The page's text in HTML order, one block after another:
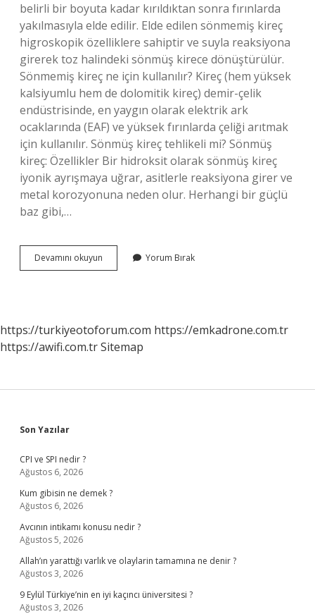
belirli bir boyuta kadar kırıldıktan sonra fırınlarda
yakılmasıyla elde edilir. Elde edilen sönmemiş kireç
higroskopik özelliklere sahiptir ve suyla reaksiyona
girerek toz halindeki sönmüş kirece dönüştürülür.
Sönmemiş kireç ne için kullanılır? Kireç (hem yüksek
kalsiyumlu hem de dolomitik kireç) demir-çelik
endüstrisinde, en yaygın olarak elektrik ark
ocaklarında (EAF) ve yüksek fırınlarda çeliği arıtmak
için kullanılır. Sönmüş kireç tehlikeli mi? Sönmüş
kireç: Özellikler Bir hidroksit olarak sönmüş kireç
iyonik ayrışmaya uğrar, asitlerle reaksiyona girer ve
metal korozyonuna neden olur. Herhangi bir güçlü
baz gibi,…
Devamını okuyun Sönmüş
Kireç
Fark
Nedir
Yorum Bırak
https://turkiyeotoforum.com https://emkadrone.com.tr
https://awifi.com.trSitemap
Sidebar
Son Yazılar
CPI ve SPI nedir ?
Ağustos 6, 2026
Kum gibisin ne demek ?
Ağustos 6, 2026
Avcının intikamı konusu nedir ?
Ağustos 5, 2026
Allah’ın yarattığı varlık ve olaylarin tamamına ne denir ?
Ağustos 3, 2026
9 Eylül Türkiye’nin en iyi kaçıncı üniversitesi ?
Ağustos 3, 2026